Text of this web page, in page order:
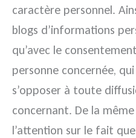
caractère personnel.
blogs d’informations
qu’avec le
personne concernée,
s’opposer à toute
concernant. De la
l’attention sur le fait